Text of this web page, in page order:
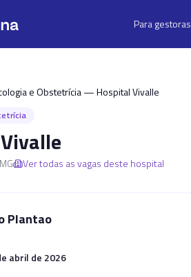
Para gestoras
e Obstetrícia — Hospital Vivalle
MG Ver todas as vagas deste hospital
Plantao
abril de 2026